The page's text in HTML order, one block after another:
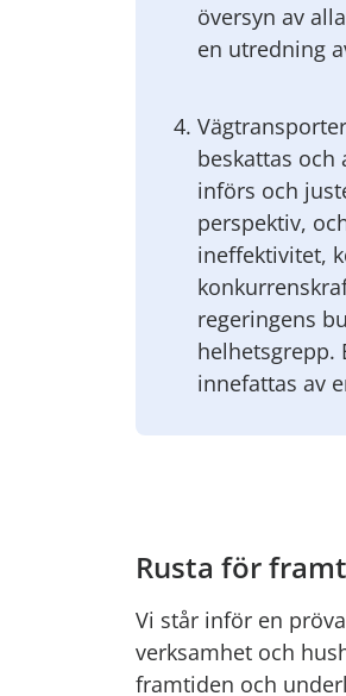
översyn av
en utredning
beskattas och
införs och
perspektiv,
ineffektivitet,
regeringens
helhetsgrepp.
innefattas av
Rusta för
Vi står inför en
verksamhet och
framtiden och